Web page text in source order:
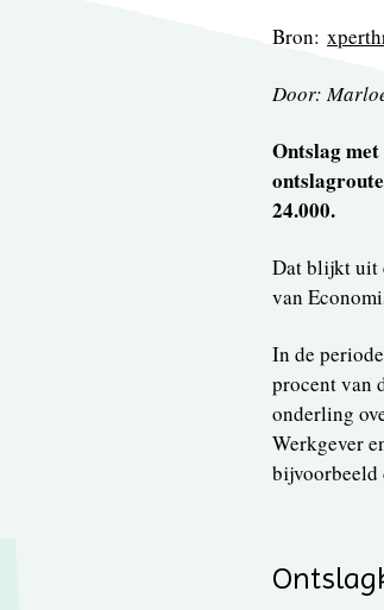
Bron:
Door:
Ontslag
24.000.
Dat blijkt uit
van
In de
procent van
onderling
Werkgever
bijvoorbeeld